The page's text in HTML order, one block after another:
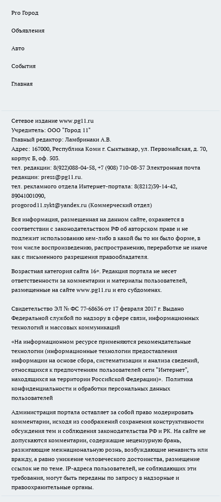
Pro Город
Объявления
Авто
События
Главная
Сетевое издание www.pg11.ru
Учредитель: ООО "Город 11"
Главный редактор: Ламбринаки А.В.
Адрес: 167000, Республика Коми г. Сыктывкар, ул. Первомайская, д. 70,
корпус Б, оф. 503.
тел. редакции: 8(922)088-04-58, +7 (908) 710-08-37 Электронная почта
редакции: press@pg11.ru.
тел. рекламного отдела Интернет-портала: 8(8212)39-14-42,
89041001090,
progorod11.sykt@yandex.ru (Коммерческий отдел)
Вся информация, размещенная на данном сайте, охраняется в
соответствии с законодательством РФ об авторском праве и не
подлежит использованию кем-либо в какой бы то ни было форме, в
том числе воспроизведению, распространению, переработке не иначе
как с письменного разрешения правообладателя.
Возрастная категория сайта 16+. Редакция портала не несет
ответственности за комментарии и материалы пользователей,
размещенные на сайте www.pg11.ru и его субдоменах.
Свидетельство ЭЛ № ФС 77-68636 от 17 февраля 2017 г. Выдано
Федеральной службой по надзору в сфере связи, информационных
технологий и массовых коммуникаций
«На информационном ресурсе применяются рекомендательные
технологии (информационные технологии предоставления
информации на основе сбора, систематизации и анализа сведений,
относящихся к предпочтениям пользователей сети "Интернет",
находящихся на территории Российской Федерации)». Политика
конфиденциальности и обработки персональных данных
пользователей
Администрация портала оставляет за собой право модерировать
комментарии, исходя из соображений сохранения конструктивности
обсуждения тем и соблюдения законодательства РФ и РК. На сайте не
допускаются комментарии, содержащие нецензурную брань,
разжигающие межнациональную рознь, возбуждающие ненависть или
вражду, а равно унижение человеческого достоинства, размещение
ссылок не по теме. IP-адреса пользователей, не соблюдающих эти
требования, могут быть переданы по запросу в надзорные и
правоохранительные органы.